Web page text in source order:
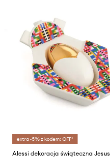
extra -5% z kodem: OFF*
Alessi dekoracja świąteczna Jesus